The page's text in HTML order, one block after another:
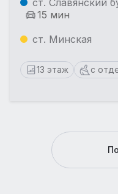
15 мин
ст. Минская
13 этаж с